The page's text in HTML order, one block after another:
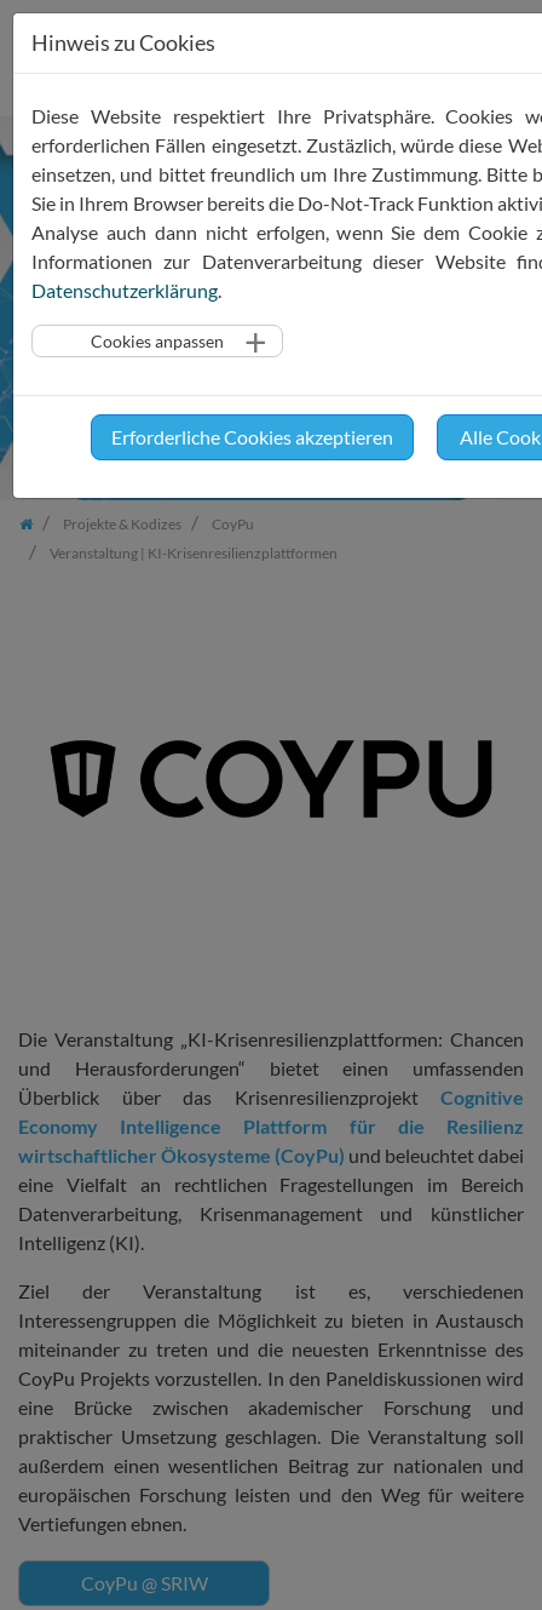
Inhalt
springen
Veranstaltung |KI-
Krisenresilienzplattformen:
Chancen und
Herausforderungen
Projekte & Kodizes
CoyPu
Veranstaltung | KI-Krisenresilienzplattformen
Die Veranstaltung „KI-Krisenresilienzplattformen: Chancen
und Herausforderungen“ bietet einen umfassenden
Überblick über das Krisenresilienzprojekt Cognitive
Economy Intelligence Plattform für die Resilienz
wirtschaftlicher Ökosysteme (CoyPu) und beleuchtet dabei
eine Vielfalt an rechtlichen Fragestellungen im Bereich
Datenverarbeitung, Krisenmanagement und künstlicher
Intelligenz (KI).
Ziel der Veranstaltung ist es, verschiedenen
Interessengruppen die Möglichkeit zu bieten in Austausch
miteinander zu treten und die neuesten Erkenntnisse des
CoyPu Projekts vorzustellen. In den Paneldiskussionen wird
eine Brücke zwischen akademischer Forschung und
praktischer Umsetzung geschlagen. Die Veranstaltung soll
außerdem einen wesentlichen Beitrag zur nationalen und
europäischen Forschung leisten und den Weg für weitere
Vertiefungen ebnen.
CoyPu @ SRIW
Hinweis zu Cookies
Diese Website respektiert Ihre Privatsphäre. Cookies
erforderlichen Fällen eingesetzt. Zustäzlich, würde diese
einsetzen, und bittet freundlich um Ihre Zustimmung. Bitte
Sie in Ihrem Browser bereits die Do-Not-Track Funktion
Analyse auch dann nicht erfolgen, wenn Sie dem Cookie
Informationen zur Datenverarbeitung dieser Website
Datenschutzerklärung.
Cookies anpassen
Erforderliche Cookies akzeptieren Alle